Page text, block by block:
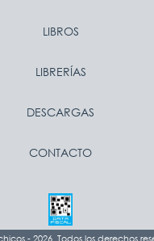
LIBROS
LIBRERÍAS
DESCARGAS
CONTACTO